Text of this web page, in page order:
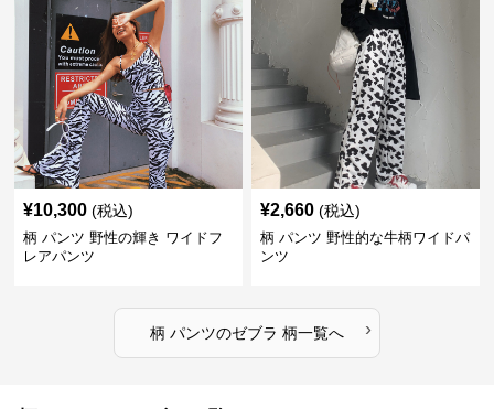
¥10,300 (税込)
柄 パンツ 野性の輝き ワイドフ
レアパンツ
¥2,660 (税込)
柄 パンツ 野性的な牛柄ワイドパ
ンツ
柄 パンツのゼブラ 柄一覧へ ›